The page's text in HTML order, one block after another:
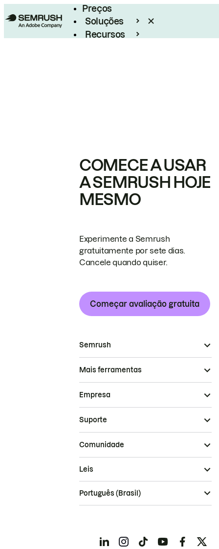
Preços
Soluções
Recursos
COMECE A USAR
A SEMRUSH HOJE
MESMO
Experimente a Semrush
gratuitamente por sete dias.
Cancele quando quiser.
Começar avaliação gratuita
Semrush
Mais ferramentas
Empresa
Suporte
Comunidade
Leis
Português (Brasil)